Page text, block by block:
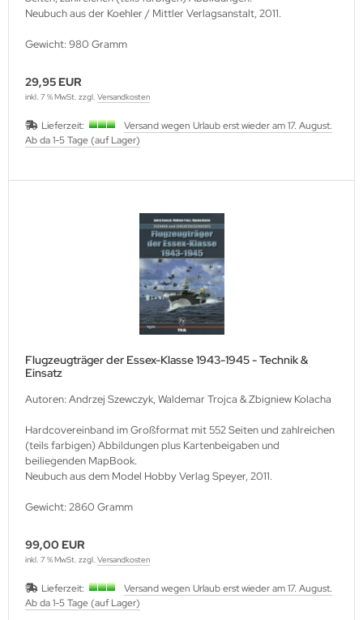
Neubuch aus der Koehler / Mittler Verlagsanstalt, 2011.
Gewicht: 980 Gramm
29,95 EUR
inkl. 7 % MwSt. zzgl. Versandkosten
Lieferzeit:
Versand wegen Urlaub erst wieder am 17. August.
Ab da 1-5 Tage (auf Lager)
Flugzeugträger der Essex-Klasse 1943-1945 - Technik &
Einsatz
Autoren: Andrzej Szewczyk, Waldemar Trojca & Zbigniew Kolacha
Hardcovereinband im Großformat mit 552 Seiten und zahlreichen
(teils farbigen) Abbildungen plus Kartenbeigaben und
beiliegenden MapBook.
Neubuch aus dem Model Hobby Verlag Speyer, 2011.
Gewicht: 2860 Gramm
99,00 EUR
inkl. 7 % MwSt. zzgl. Versandkosten
Lieferzeit:
Versand wegen Urlaub erst wieder am 17. August.
Ab da 1-5 Tage (auf Lager)